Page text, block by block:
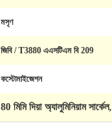
মসৃণ
জিবি / T3880 এএসটিএম বি 209
কস্টোমাইজেশন
80 মিমি দিয়া অ্যালুমিনিয়াম সার্কেল,